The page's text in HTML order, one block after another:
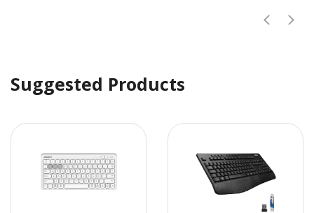
Suggested Products